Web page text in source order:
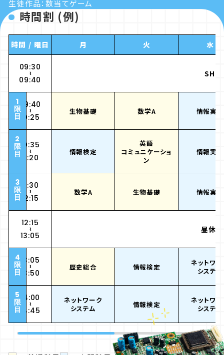
生徒作品：数当てゲーム
時間割 (例)
時間 / 曜日 月 火 水
09:30
~
09:40
SHR
1
限
目
09:40
~
10:25
生物基礎 数学A 情報実習
2
限
目
10:35
~
11:20
情報検定
英語
コミュニケーショ
ン
情報実習
3
限
目
11:30
~
12:15
数学A 生物基礎 情報実習
12:15
~
13:05
昼休み
4
限
目
13:05
~
13:50
歴史総合 情報検定
ネットワ
システム
5
限
目
14:00
~
14:45
ネットワーク
システム
情報検定
ネットワ
システム